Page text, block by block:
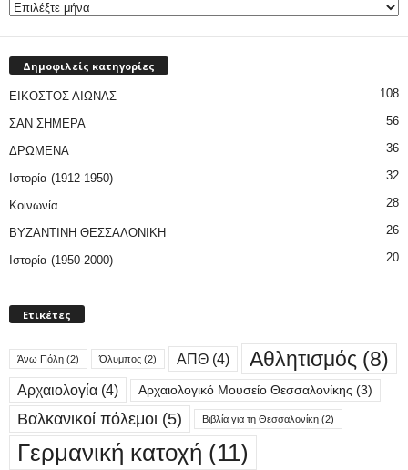
Δημοφιλείς κατηγορίες
ΕΙΚΟΣΤΟΣ ΑΙΩΝΑΣ 108
ΣΑΝ ΣΗΜΕΡΑ 56
ΔΡΩΜΕΝΑ 36
Ιστορία (1912-1950) 32
Κοινωνία 28
ΒΥΖΑΝΤΙΝΗ ΘΕΣΣΑΛΟΝΙΚΗ 26
Ιστορία (1950-2000) 20
Ετικέτες
Άνω Πόλη (2) Όλυμπος (2) ΑΠΘ (4) Αθλητισμός (8)
Αρχαιολογία (4) Αρχαιολογικό Μουσείο Θεσσαλονίκης (3)
Βαλκανικοί πόλεμοι (5) Βιβλία για τη Θεσσαλονίκη (2)
Γερμανική κατοχή (11)